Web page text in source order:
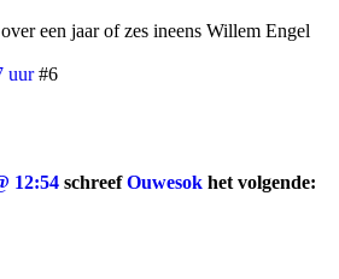
een jaar of zes ineens Willem Engel
uur #6
12:54 schreefOuwesok het volgende: